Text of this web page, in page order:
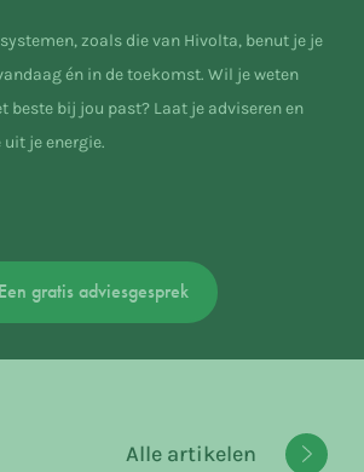
zoals die van Hivolta, benut je je
én in de toekomst. Wil je weten
beste bij jou past? Laat je adviseren en
je energie.
Een gratis adviesgesprek
Alle artikelen